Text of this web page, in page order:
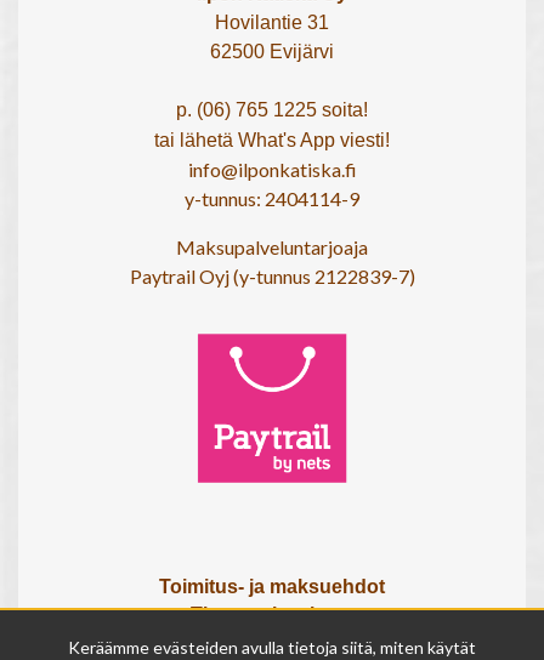
Hovilantie 31
62500 Evijärvi
p. (06) 765 1225 soita!
tai lähetä What's App viesti!
info@ilponkatiska.fi
y-tunnus: 2404114-9
Maksupalveluntarjoaja
Paytrail Oyj (y-tunnus 2122839-7)
Toimitus- ja maksuehdot
Tietosuojaseloste
Tietoa meistä
Keräämme evästeiden avulla tietoja siitä, miten käytät